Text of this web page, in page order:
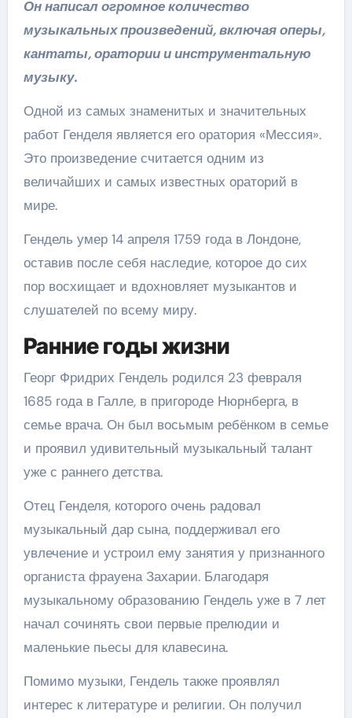
Он написал огромное количество
музыкальных произведений, включая оперы,
кантаты, оратории и инструментальную
музыку.
Одной из самых знаменитых и значительных
работ Генделя является его оратория «Мессия».
Это произведение считается одним из
величайших и самых известных ораторий в
мире.
Гендель умер 14 апреля 1759 года в Лондоне,
оставив после себя наследие, которое до сих
пор восхищает и вдохновляет музыкантов и
слушателей по всему миру.
Ранние годы жизни
Георг Фридрих Гендель родился 23 февраля
1685 года в Галле, в пригороде Нюрнберга, в
семье врача. Он был восьмым ребёнком в семье
и проявил удивительный музыкальный талант
уже с раннего детства.
Отец Генделя, которого очень радовал
музыкальный дар сына, поддерживал его
увлечение и устроил ему занятия у признанного
органиста фрауена Захарии. Благодаря
музыкальному образованию Гендель уже в 7 лет
начал сочинять свои первые прелюдии и
маленькие пьесы для клавесина.
Помимо музыки, Гендель также проявлял
интерес к литературе и религии. Он получил